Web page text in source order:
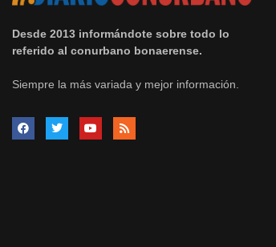
Desde 2013 informándote sobre todo lo
referido al conurbano bonaerense.
Siempre la más variada y mejor información.